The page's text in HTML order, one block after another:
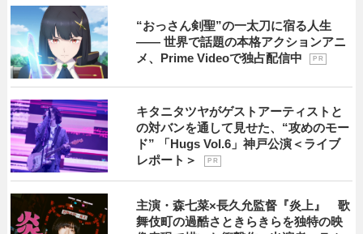
“おっさん剣聖”の一太刀に宿る人生
―― 世界で話題の本格アクションアニ
メ、Prime Videoで独占配信中
P R
キタニタツヤがゲストアーティストと
の対バンを通して見せた、“攻めのモー
ド” 「Hugs Vol.6」神戸公演＜ライブ
レポート＞
P R
主演・森七菜×長久允監督『炎上』 歌
舞伎町の過酷さときらきらを独特の映